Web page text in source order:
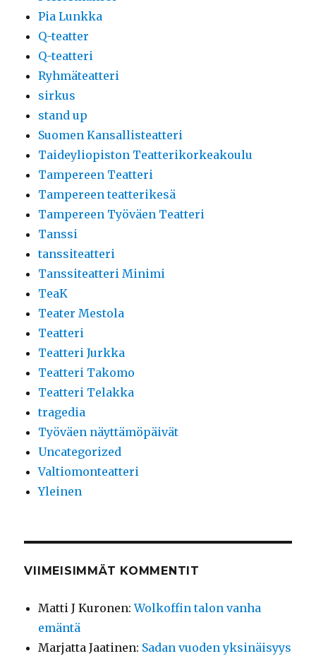
Pia Lunkka
Q-teatter
Q-teatteri
Ryhmäteatteri
sirkus
stand up
Suomen Kansallisteatteri
Taideyliopiston Teatterikorkeakoulu
Tampereen Teatteri
Tampereen teatterikesä
Tampereen Työväen Teatteri
Tanssi
tanssiteatteri
Tanssiteatteri Minimi
TeaK
Teater Mestola
Teatteri
Teatteri Jurkka
Teatteri Takomo
Teatteri Telakka
tragedia
Työväen näyttämöpäivät
Uncategorized
Valtiomonteatteri
Yleinen
VIIMEISIMMÄT KOMMENTIT
Matti J Kuronen:Wolkoffin talon vanha
emäntä
Marjatta Jaatinen: Sadan vuoden yksinäisyys